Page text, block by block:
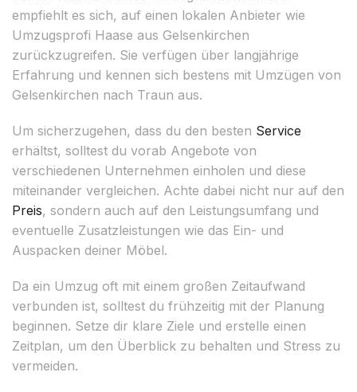
empfiehlt es sich, auf einen lokalen Anbieter wie
Umzugsprofi Haase aus Gelsenkirchen
zurückzugreifen. Sie verfügen über langjährige
Erfahrung und kennen sich bestens mit Umzügen von
Gelsenkirchen nach Traun aus.
Um sicherzugehen, dass du den besten Service
erhältst, solltest du vorab Angebote von
verschiedenen Unternehmen einholen und diese
miteinander vergleichen. Achte dabei nicht nur auf den
Preis, sondern auch auf den Leistungsumfang und
eventuelle Zusatzleistungen wie das Ein- und
Auspacken deiner Möbel.
Da ein Umzug oft mit einem großen Zeitaufwand
verbunden ist, solltest du frühzeitig mit der Planung
beginnen. Setze dir klare Ziele und erstelle einen
Zeitplan, um den Überblick zu behalten und Stress zu
vermeiden.